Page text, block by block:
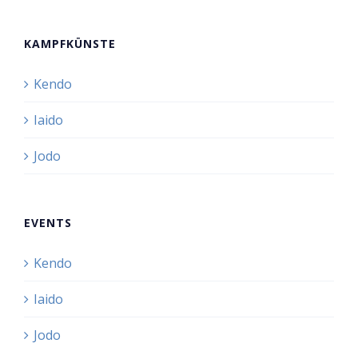
KAMPFKÜNSTE
Kendo
Iaido
Jodo
EVENTS
Kendo
Iaido
Jodo